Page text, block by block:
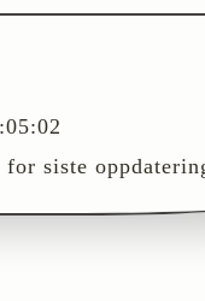
for siste